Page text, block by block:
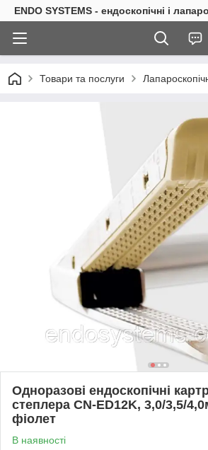
ENDO SYSTEMS - ендоскопічні і
Товари та послуги
Одноразові ендоскопічні
степлера CN-ED12K, 3,0/3,5/
фіолет
В наявності